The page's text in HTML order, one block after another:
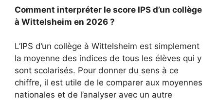
Comment interpréter le score IPS d’un collège
à Wittelsheim en 2026 ?
L’IPS d’un collège à Wittelsheim est simplement
la moyenne des indices de tous les élèves qui y
sont scolarisés. Pour donner du sens à ce
chiffre, il est utile de le comparer aux moyennes
nationales et de l’analyser avec un autre